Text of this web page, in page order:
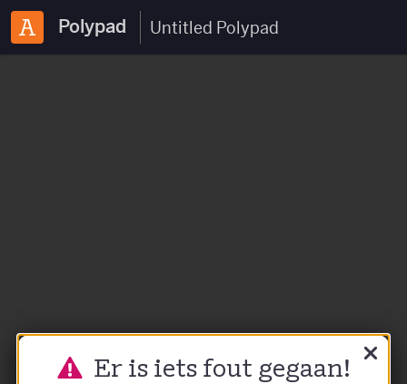
Polypad
Er is iets fout gegaan!